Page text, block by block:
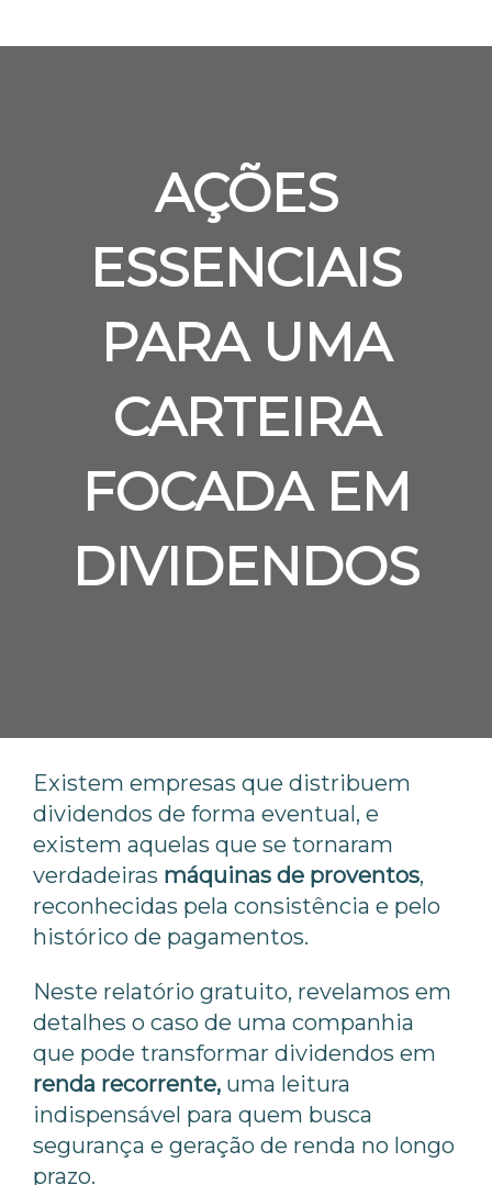
AÇÕES
ESSENCIAIS
PARA UMA
CARTEIRA
FOCADA EM
DIVIDENDOS
Existem empresas que distribuem
dividendos de forma eventual, e
existem aquelas que se tornaram
verdadeiras máquinas de proventos,
reconhecidas pela consistência e pelo
histórico de pagamentos.
Neste relatório gratuito, revelamos em
detalhes o caso de uma companhia
que pode transformar dividendos em
renda recorrente, uma leitura
indispensável para quem busca
segurança e geração de renda no longo
prazo.